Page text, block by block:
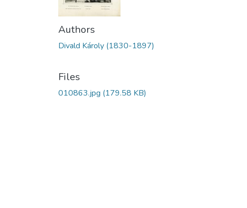
Authors
Divald Károly (1830-1897)
Files
010863.jpg (179.58 KB)